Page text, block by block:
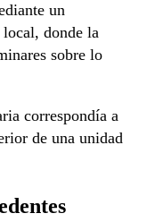
un
donde la
sobre lo
correspondía a
de una unidad